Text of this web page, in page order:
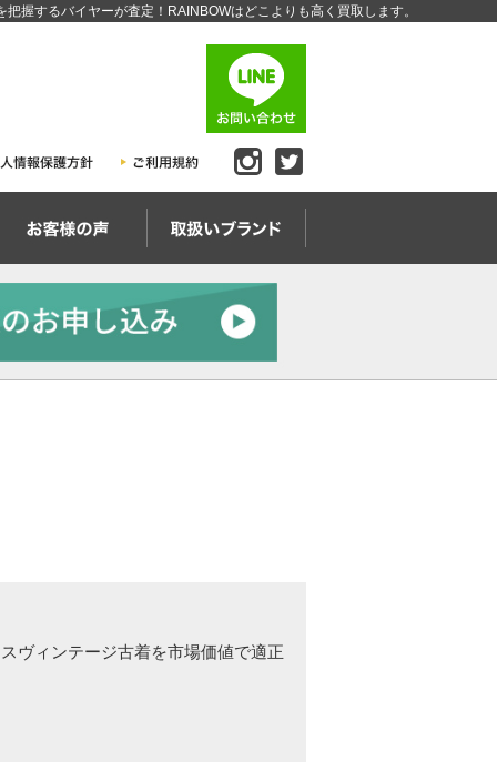
握するバイヤーが査定！RAINBOWはどこよりも高く買取します。
ヴィンテージ古着を市場価値で適正